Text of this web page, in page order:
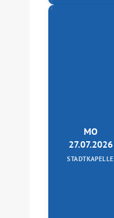
MO
27.07.2026
STADTKAPELLE